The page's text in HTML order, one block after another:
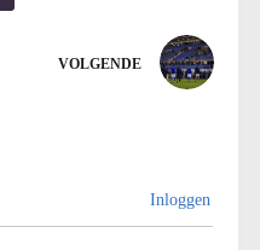
VOLGENDE
Inloggen